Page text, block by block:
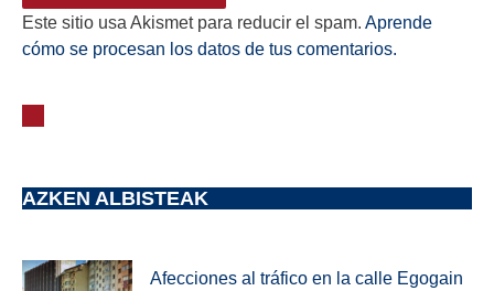
Este sitio usa Akismet para reducir el spam. Aprende
cómo se procesan los datos de tus comentarios.
AZKEN ALBISTEAK
Afecciones al tráfico en la calle Egogain